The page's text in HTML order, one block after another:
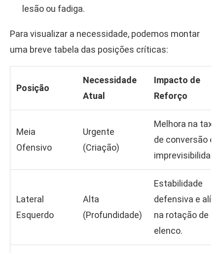
lesão ou fadiga.
Para visualizar a necessidade, podemos montar
uma breve tabela das posições críticas:
Posição
Necessidade
Atual
Impacto de
Reforço
Meia
Ofensivo
Urgente
(Criação)
Melhora na taxa
de conversão e
Lateral
Esquerdo
Alta
(Profundidade)
Estabilidade
defensiva e
na rotação de
elenco.